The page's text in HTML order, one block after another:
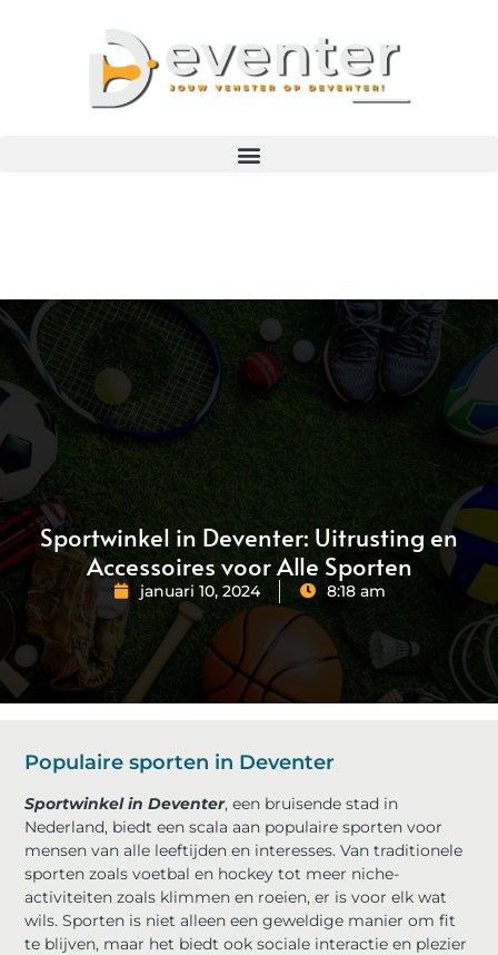
Sportwinkel in Deventer: Uitrusting en
Accessoires voor Alle Sporten
januari 10, 2024 8:18 am
Populaire sporten in Deventer
Sportwinkel in Deventer, een bruisende stad in
Nederland, biedt een scala aan populaire sporten voor
mensen van alle leeftijden en interesses. Van traditionele
sporten zoals voetbal en hockey tot meer niche-
activiteiten zoals klimmen en roeien, er is voor elk wat
wils. Sporten is niet alleen een geweldige manier om fit
te blijven, maar het biedt ook sociale interactie en plezier